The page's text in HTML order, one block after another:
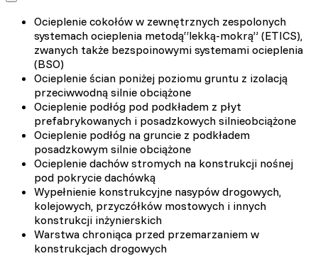
Ocieplenie cokołów w zewnętrznych zespolonych
systemach ocieplenia metodą“lekką-mokrą” (ETICS),
zwanych także bezspoinowymi systemami ocieplenia
(BSO)
Ocieplenie ścian poniżej poziomu gruntu z izolacją
przeciwwodną silnie obciążone
Ocieplenie podłóg pod podkładem z płyt
prefabrykowanych i posadzkowych silnieobciążone
Ocieplenie podłóg na gruncie z podkładem
posadzkowym silnie obciążone
Ocieplenie dachów stromych na konstrukcji nośnej
pod pokrycie dachówką
Wypełnienie konstrukcyjne nasypów drogowych,
kolejowych, przyczółków mostowych i innych
konstrukcji inżynierskich
Warstwa chroniąca przed przemarzaniem w
konstrukcjach drogowych